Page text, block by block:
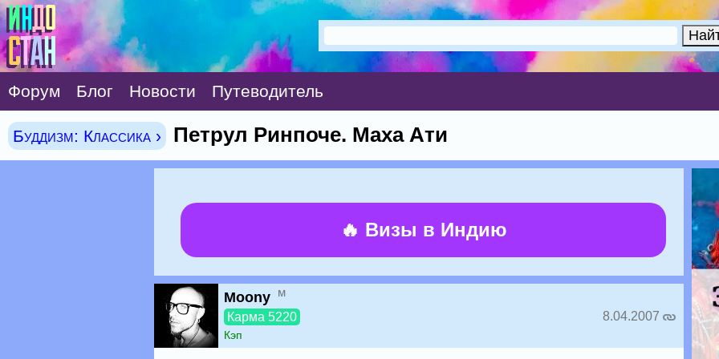
Форум Блог Новости Путеводитель
Буддизм: Классика › Петрул Ринпоче. Маха Ати
🔥 Визы в Индию
Moony м
Карма 5220
Кэп
8.04.2007